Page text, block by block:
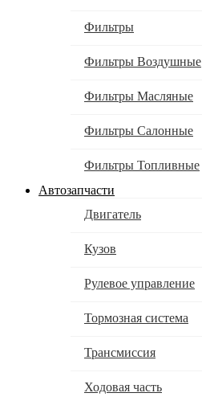
Фильтры
Фильтры Воздушные
Фильтры Масляные
Фильтры Салонные
Фильтры Топливные
Автозапчасти
Двигатель
Кузов
Рулевое управление
Тормозная система
Трансмиссия
Ходовая часть